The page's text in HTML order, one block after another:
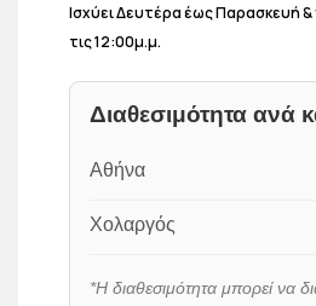
Ισχύει Δευτέρα έως Παρασκευή
τις 12:00μ.μ.
Διαθεσιμότητα ανά
Αθήνα
Χολαργός
*Η διαθεσιμότητα μπορεί να